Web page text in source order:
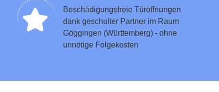
Beschädigungsfreie Türöffnungen
dank geschulter Partner im Raum
Göggingen (Württemberg) - ohne
unnötige Folgekosten